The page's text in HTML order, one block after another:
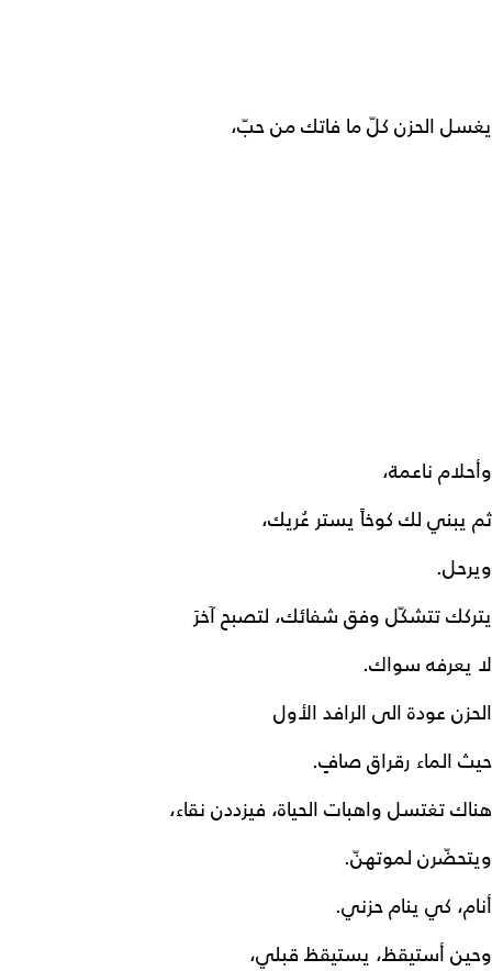
يغسل الحزن كلّ ما فاتك من حبّ،
وأحلام ناعمة،
ثم يبني لك كوخاً يستر عُريك،
ويرحل.
يتركك تتشكّل وفق شفائك، لتصبح آخرَ
لا يعرفه سواك.
الحزن عودة الى الرافد الأول
حيث الماء رقراق صافٍ.
هناك تغتسل واهبات الحياة، فيزددن نقاء،
ويتحضّرن لموتهنّ.
أنام، كي ينام حزني.
وحين أستيقظ، يستيقظ قبلي،